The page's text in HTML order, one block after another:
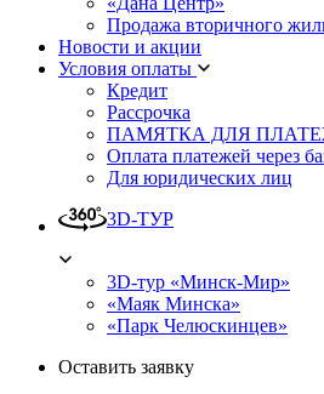
Продажа вторичного
Новости и акции
Условия оплаты
Кредит
Рассрочка
ПАМЯТКА ДЛЯ
Оплата платежей через
Для юридических лиц
3D-ТУР
3D-тур «Минск-Мир»
«Маяк Минска»
«Парк Челюскинцев»
Оставить заявку